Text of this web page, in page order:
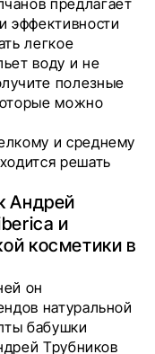
предлагает
эффективности
легкое
воду и не
полезные
можно
и среднему
решать
Андрей
и
косметики в
он
натуральной
бабушки
Трубников